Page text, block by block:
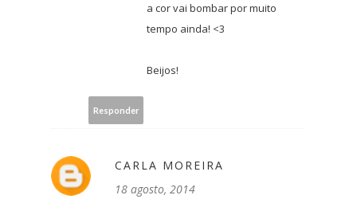
a cor vai bombar por muito
tempo ainda! <3
Beijos!
Responder
CARLA MOREIRA
18 agosto, 2014